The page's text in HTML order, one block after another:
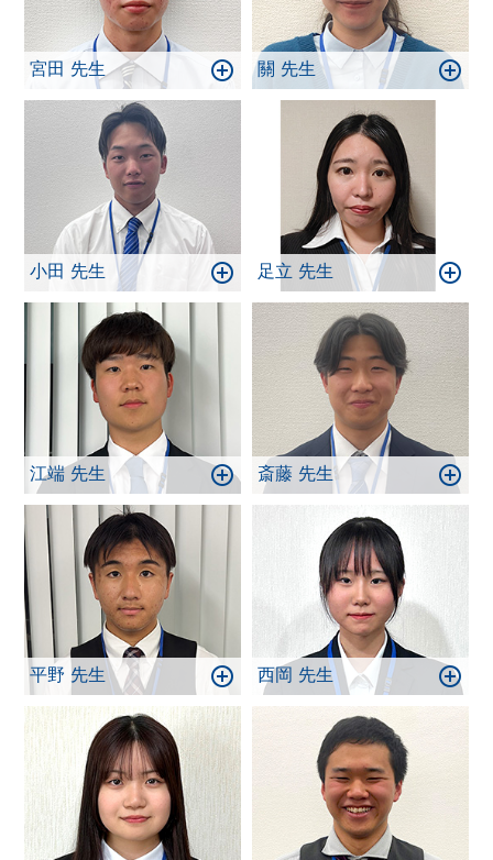
宮田 先生 關 先生
小田 先生 足立 先生
江端 先生 斎藤 先生
平野 先生 西岡 先生